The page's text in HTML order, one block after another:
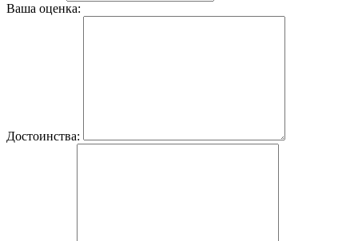
Ваша оценка:
Достоинства: